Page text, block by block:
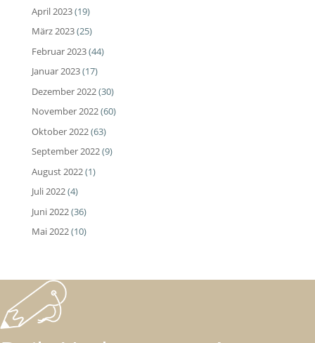
April 2023(19)
März 2023(25)
Februar 2023(44)
Januar 2023(17)
Dezember 2022(30)
November 2022(60)
Oktober 2022(63)
September 2022(9)
August 2022(1)
Juli 2022(4)
Juni 2022(36)
Mai 2022(10)